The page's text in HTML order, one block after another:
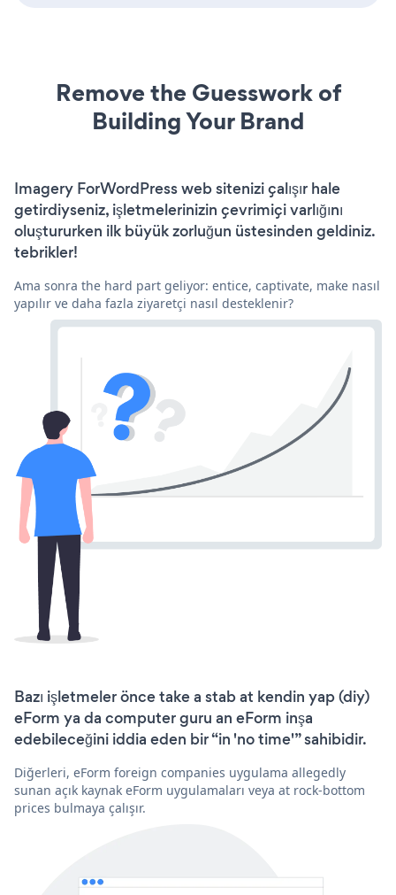
Remove the Guesswork of
Building Your Brand
Imagery ForWordPress web sitenizi çalışır hale
getirdiyseniz, işletmelerinizin çevrimiçi varlığını
oluştururken ilk büyük zorluğun üstesinden geldiniz.
tebrikler!
Ama sonra the hard part geliyor: entice, captivate, make nasıl
yapılır ve daha fazla ziyaretçi nasıl desteklenir?
Bazı işletmeler önce take a stab at kendin yap (diy)
eForm ya da computer guru an eForm inşa
edebileceğini iddia eden bir “in 'no time'” sahibidir.
Diğerleri, eForm foreign companies uygulama allegedly
sunan açık kaynak eForm uygulamaları veya at rock-bottom
prices bulmaya çalışır.